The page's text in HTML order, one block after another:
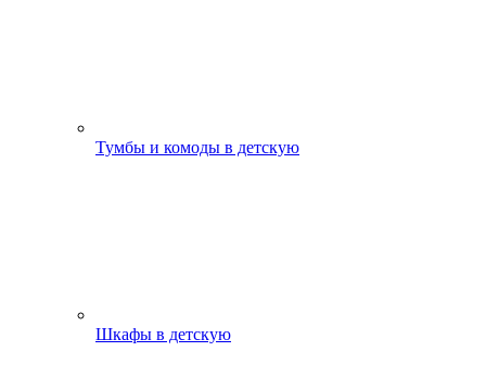
Тумбы и комоды в детскую
Шкафы в детскую